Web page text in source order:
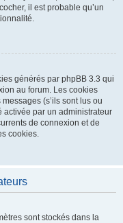
il est probable qu’un
générés par phpBB 3.3 qui
au forum. Les cookies
(s’ils sont lus ou
activée par un administrateur
de connexion et de
cookies.
sont stockés dans la